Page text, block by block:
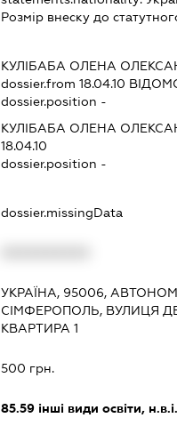
Розмір внеску до
КУЛІБАБА ОЛЕНА
dossier.from 18.04.10
dossier.position -
КУЛІБАБА ОЛЕНА
18.04.10
dossier.position -
dossier.missingData
УКРАЇНА, 95006,
СІМФЕРОПОЛЬ, ВУЛИЦЯ
КВАРТИРА 1
500 грн.
85.59інші види освіти,